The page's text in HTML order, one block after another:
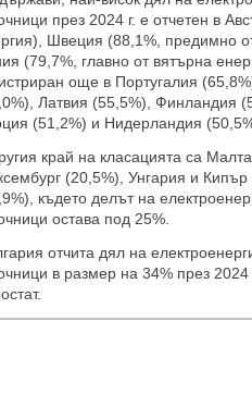
през 2024 г. е отчетен в
Швеция (88,1%, предимно
(79,7%, главно от вятърна
още в Португалия
Латвия (55,5%), Финландия
(51,2%) и Нидерландия
край на класацията са
(20,5%), Унгария и
където делът на
остава под 25%.
отчита дял на
в размер на 34% през